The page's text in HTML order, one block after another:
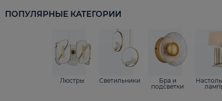
ПОПУЛЯРНЫЕ КАТЕГОРИИ
Люстры Светильники
Бра и
подсветки